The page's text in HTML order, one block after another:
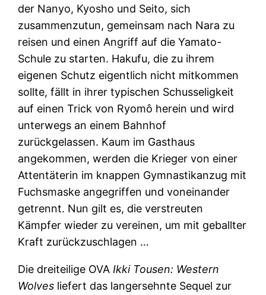
der Nanyo, Kyosho und Seito, sich
zusammenzutun, gemeinsam nach Nara zu
reisen und einen Angriff auf die Yamato-
Schule zu starten. Hakufu, die zu ihrem
eigenen Schutz eigentlich nicht mitkommen
sollte, fällt in ihrer typischen Schusseligkeit
auf einen Trick von Ryomô herein und wird
unterwegs an einem Bahnhof
zurückgelassen. Kaum im Gasthaus
angekommen, werden die Krieger von einer
Attentäterin im knappen Gymnastikanzug mit
Fuchsmaske angegriffen und voneinander
getrennt. Nun gilt es, die verstreuten
Kämpfer wieder zu vereinen, um mit geballter
Kraft zurückzuschlagen …
Die dreiteilige OVA Ikki Tousen: Western
Wolves liefert das langersehnte Sequel zur